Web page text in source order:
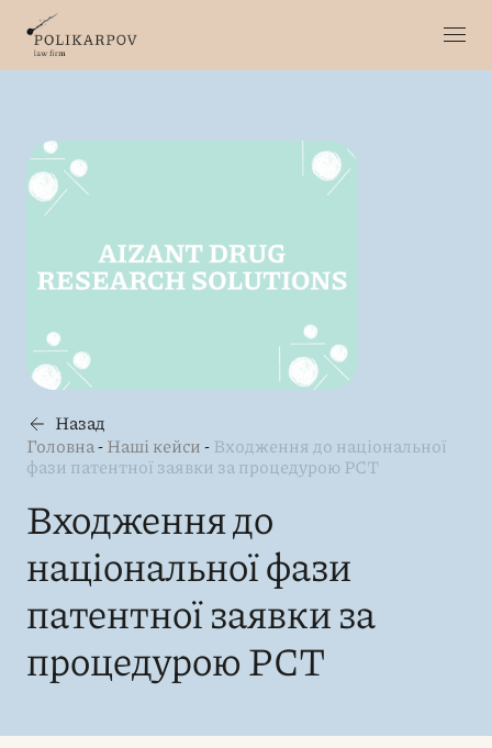
Назад
Головна-Наші кейси- Входження до національної
фази патентної заявки за процедурою РСТ
Входження до
національної фази
патентної заявки за
процедурою РСТ